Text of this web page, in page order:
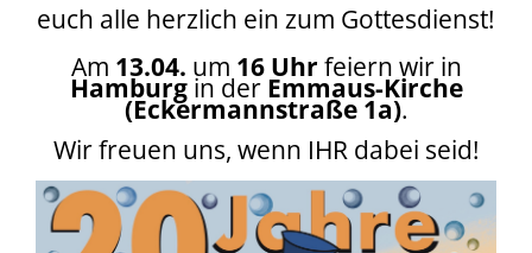
euch alle herzlich ein zum Gottesdienst!
Am 13.04. um 16 Uhr feiern wir in
Hamburgin der Emmaus-Kirche
(Eckermannstraße 1a).
Wir freuen uns, wenn IHR dabei seid!